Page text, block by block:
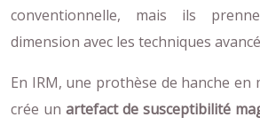
conventionnelle, mais ils
dimension avec les techniques
En IRM, une prothèse de hanche en
crée un artefact de susceptibilité